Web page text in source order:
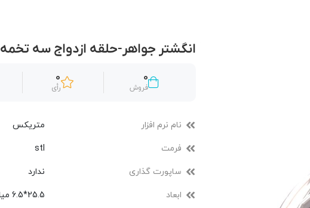
انگشتر جواهر-حلقه ازدواج سه تخمه 001
0
فروش
0
رأی
نام نرم افزار متریکس
فرمت stl
ساپورت گذاری ندارد
ابعاد 25.5*6.5 میلیمتر